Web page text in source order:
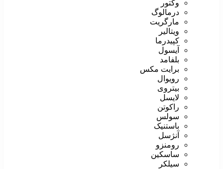
وکتور
درمالوگ
مارگریت
ویتالیر
کپیدرما
آیسول
بلفامد
برایت مکس
رویوال
بیتروی
لایسل
راکوتن
سولس
باستنیک
آنژسل
رومنزو
ساسکین
سیلکر